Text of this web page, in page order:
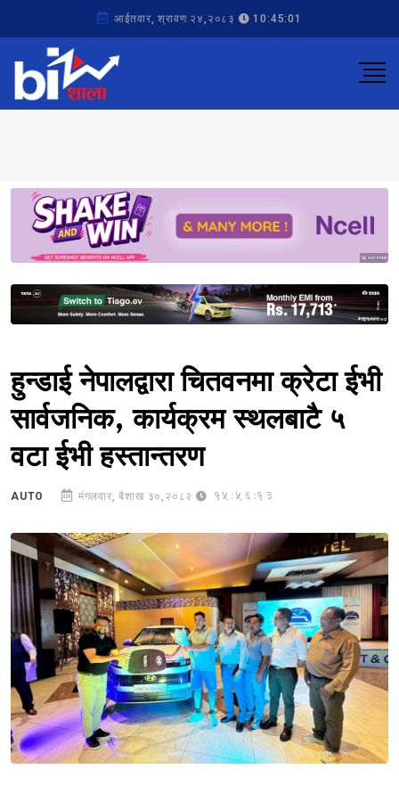
आईतवार, श्रावण २४,२०८३ 10:45:01
Sponsored
Sponsored
हुन्डाई नेपालद्वारा चितवनमा क्रेटा ईभी
सार्वजनिक, कार्यक्रम स्थलबाटै ५
वटा ईभी हस्तान्तरण
AUTO मंगलवार, बैशाख ३०,२०८२ 15:56:13